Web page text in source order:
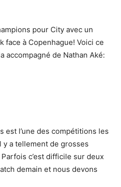
pour City avec un
face à Copenhague! Voici ce
accompagné de Nathan Aké:
est l’une des compétitions les
a tellement de grosses
c’est difficile sur deux
demain et nous devons